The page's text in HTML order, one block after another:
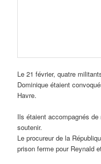
Le 21 février, quatre
Dominique étaient
Havre.
Ils étaient accompagnés
soutenir.
Le procureur de la
prison ferme pour Reynald